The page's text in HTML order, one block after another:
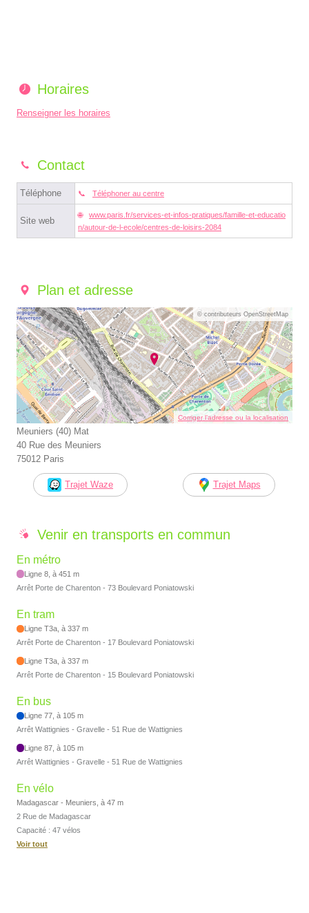
Horaires
Renseigner les horaires
Contact
Téléphone Téléphoner au centre
Site web
www.paris.fr/services-et-infos-pratiques/famille-et-educatio
n/autour-de-l-ecole/centres-de-loisirs-2084
Plan et adresse
© contributeurs OpenStreetMap
Corriger l’adresse ou la localisation
Meuniers (40) Mat
40 Rue des Meuniers
75012 Paris
Trajet Waze Trajet Maps
Venir en transports en commun
En métro
Ligne 8, à 451 m
Arrêt Porte de Charenton - 73 Boulevard Poniatowski
En tram
Ligne T3a, à 337 m
Arrêt Porte de Charenton - 17 Boulevard Poniatowski
Ligne T3a, à 337 m
Arrêt Porte de Charenton - 15 Boulevard Poniatowski
En bus
Ligne 77, à 105 m
Arrêt Wattignies - Gravelle - 51 Rue de Wattignies
Ligne 87, à 105 m
Arrêt Wattignies - Gravelle - 51 Rue de Wattignies
En vélo
Madagascar - Meuniers, à 47 m
2 Rue de Madagascar
Capacité : 47 vélos
Voir tout